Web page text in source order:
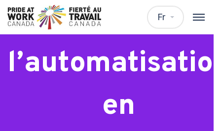
Fr
Analyste de
en